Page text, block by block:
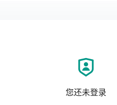
您还未登录